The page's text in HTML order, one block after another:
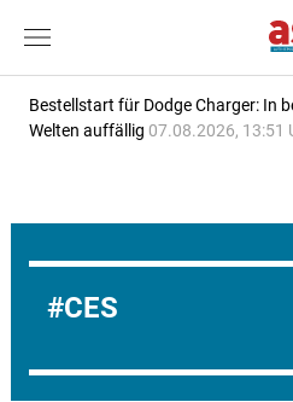
Bestellstart für Dodge Charger: In
Welten auffällig 07.08.2026, 13:51
CES